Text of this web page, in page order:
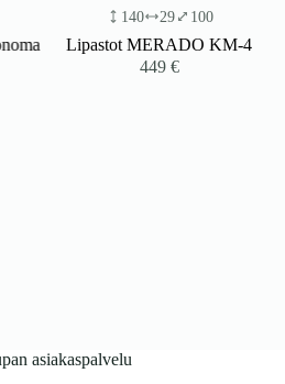
140 29 100
Lipastot MERADO KM-4
449€
asiakaspalvelu